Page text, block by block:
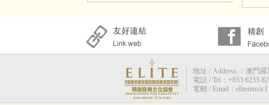
地址 / Address ：澳門
電話 / Tel：+853 6233
電郵 / Email：